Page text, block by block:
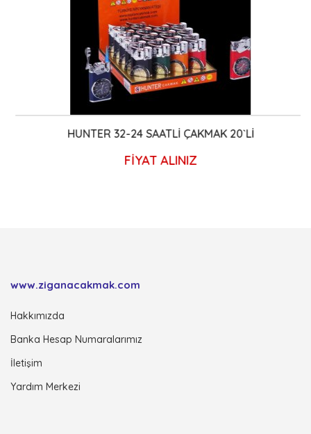
HUNTER 32-24 SAATLİ ÇAKMAK 20`Lİ
FİYAT ALINIZ
www.ziganacakmak.com
Hakkımızda
Banka Hesap Numaralarımız
İletişim
Yardım Merkezi